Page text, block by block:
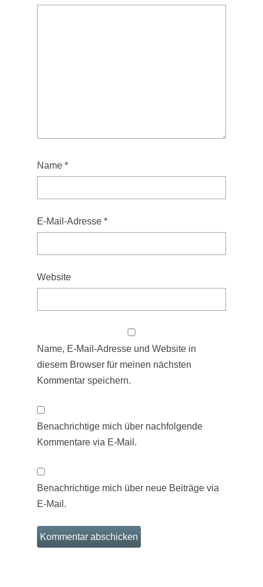
Name *
E-Mail-Adresse *
Website
Name, E-Mail-Adresse und Website in
diesem Browser für meinen nächsten
Kommentar speichern.
Benachrichtige mich über nachfolgende
Kommentare via E-Mail.
Benachrichtige mich über neue Beiträge via
E-Mail.